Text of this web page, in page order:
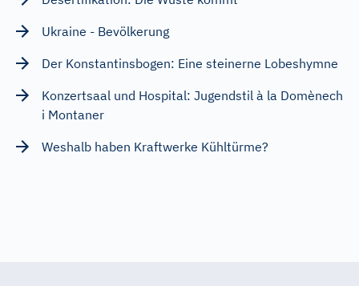
Ukraine - Bevölkerung
Der Konstantinsbogen: Eine steinerne Lobeshymne
Konzertsaal und Hospital: Jugendstil à la Domènech
i Montaner
Weshalb haben Kraftwerke Kühltürme?